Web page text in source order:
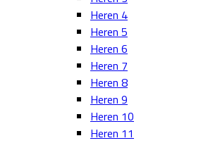
Heren 4
Heren 5
Heren 6
Heren 7
Heren 8
Heren 9
Heren 10
Heren 11